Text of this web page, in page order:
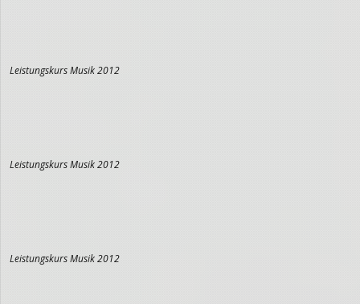
Leistungskurs Musik 2012
Leistungskurs Musik 2012
Leistungskurs Musik 2012